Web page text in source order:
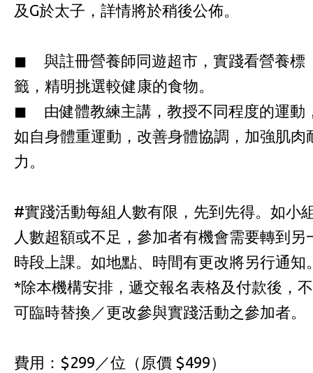
及G於太子，詳情將於稍後公佈。
◼ 與註冊營養師同遊超市，實踐看營養標
籤，精明挑選較健康的食物。
◼ 由健體教練主講，教授不同程度的運動
如自身體重運動，改善身體協調，加強肌肉
力。
#實踐活動每組人數有限，先到先得。如小
人數超額或不足，參加者有機會需要轉到另
時段上課。如地點、時間有更改將另行通知
*除本機構安排，遞交報名表格及付款後，不
可臨時替換／更改參與實踐活動之參加者。
費用：$299／位（原價 $499）